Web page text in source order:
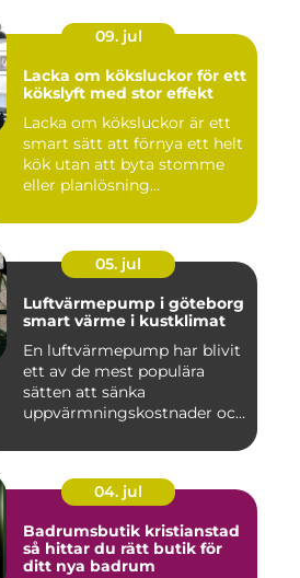
09. jul
Lacka om köksluckor för ett
kökslyft med stor effekt
Lacka om köksluckor är ett
smart sätt att förnya ett helt
kök utan att byta stomme
eller planlösning...
05. jul
Luftvärmepump i göteborg
smart värme i kustklimat
En luftvärmepump har blivit
ett av de mest populära
sätten att sänka
uppvärmningskostnader och
04. jul
Badrumsbutik kristianstad
så hittar du rätt butik för
ditt nya badrum